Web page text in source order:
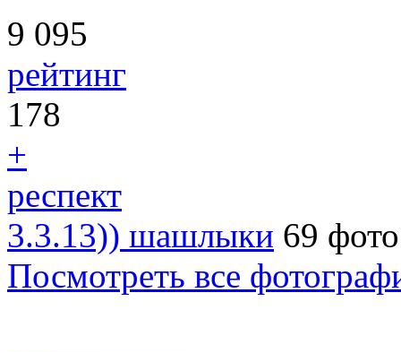
9 095
рейтинг
178
+
респект
3.3.13)) шашлыки 69 фото
Посмотреть все